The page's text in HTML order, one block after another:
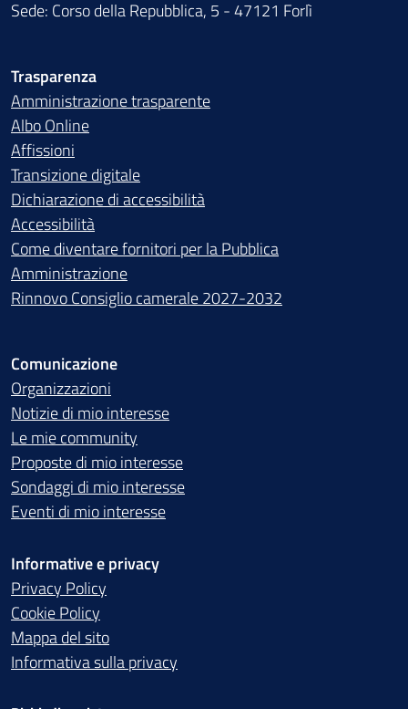
Sede: Corso della Repubblica, 5 - 47121 Forlì
Trasparenza
Amministrazione trasparente
Albo Online
Affissioni
Transizione digitale
Dichiarazione di accessibilità
Accessibilità
Come diventare fornitori per la Pubblica
Amministrazione
Rinnovo Consiglio camerale 2027-2032
Comunicazione
Organizzazioni
Notizie di mio interesse
Le mie community
Proposte di mio interesse
Sondaggi di mio interesse
Eventi di mio interesse
Informative e privacy
Privacy Policy
Cookie Policy
Mappa del sito
Informativa sulla privacy